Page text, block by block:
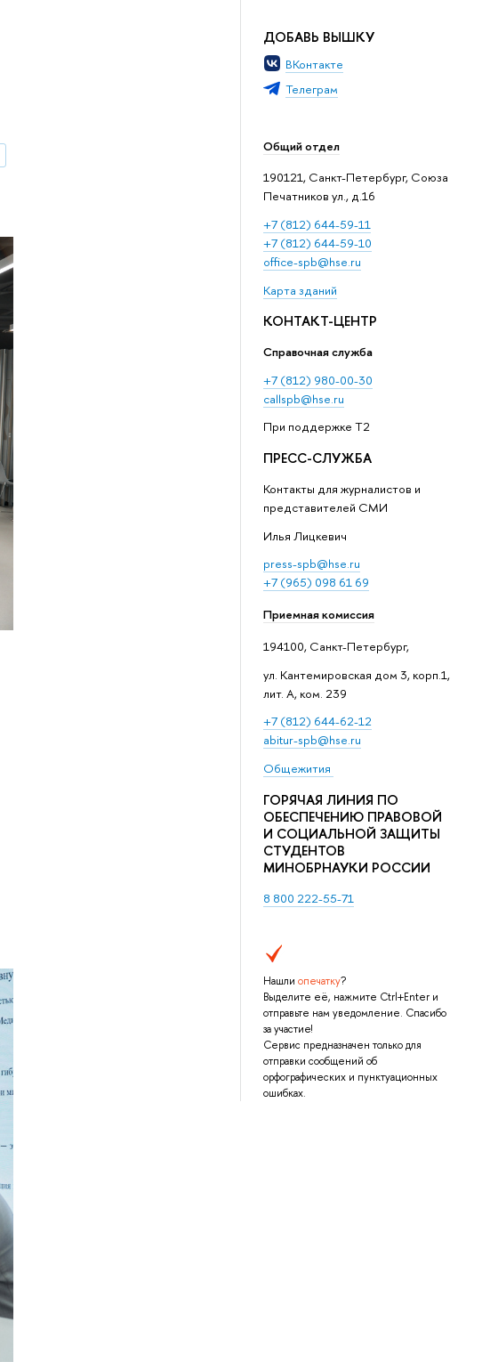
ДОБАВЬ ВЫШКУ
ВКонтакте
Телеграм
Общий отдел
190121, Санкт-Петербург, Союза
Печатников ул., д.16
+7 (812) 644-59-11
+7 (812) 644-59-10
office-spb@hse.ru
Карта зданий
КОНТАКТ-ЦЕНТР
Справочная служба
+7 (812) 980-00-30
callspb@hse.ru
При поддержке T2
ПРЕСС-СЛУЖБА
Контакты для журналистов и
представителей СМИ
Илья Лицкевич
press-spb@hse.ru
+7 (965) 098 61 69
Приемная комиссия
194100, Санкт-Петербург,
ул. Кантемировская дом 3, корп.1,
лит. А, ком. 239
+7 (812) 644-62-12
abitur-spb@hse.ru
Общежития
ГОРЯЧАЯ ЛИНИЯ ПО
ОБЕСПЕЧЕНИЮ ПРАВОВОЙ
И СОЦИАЛЬНОЙ ЗАЩИТЫ
СТУДЕНТОВ
МИНОБРНАУКИ РОССИИ
8 800 222-55-71
Нашли опечатку?
Выделите её, нажмите Ctrl+Enter и
отправьте нам уведомление. Спасибо
за участие!
Сервис предназначен только для
отправки сообщений об
орфографических и пунктуационных
ошибках.